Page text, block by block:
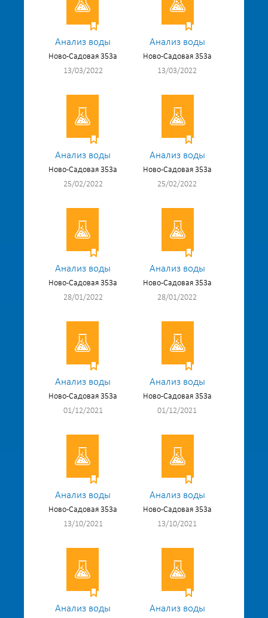
Анализ воды
Ново-Садовая 353а
13/03/2022
Анализ воды
Ново-Садовая 353а
13/03/2022
Анализ воды
Ново-Садовая 353а
25/02/2022
Анализ воды
Ново-Садовая 353а
25/02/2022
Анализ воды
Ново-Садовая 353а
28/01/2022
Анализ воды
Ново-Садовая 353а
28/01/2022
Анализ воды
Ново-Садовая 353а
01/12/2021
Анализ воды
Ново-Садовая 353а
01/12/2021
Анализ воды
Ново-Садовая 353а
13/10/2021
Анализ воды
Ново-Садовая 353а
13/10/2021
Анализ воды Анализ воды